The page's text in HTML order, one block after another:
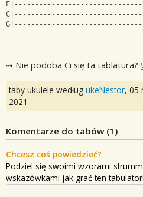
⇢ Nie podoba Ci się ta tablatura?
taby ukulele według ukeNestor, 05
2021
Komentarze do tabów (1 )
Chcesz coś powiedzieć?
Podziel się swoimi wzorami
wskazówkami jak grać ten tabulator!